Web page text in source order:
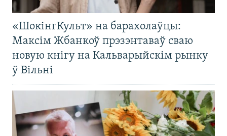
«ШокінгКульт» на барахолаўцы:
Максім Жбанкоў прэзэнтаваў сваю
новую кнігу на Кальварыйскім рынку
ў Вільні